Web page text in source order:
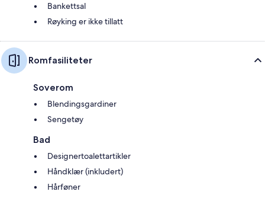
Bankettsal
Røyking er ikke tillatt
Romfasiliteter
Soverom
Blendingsgardiner
Sengetøy
Bad
Designertoalettartikler
Håndklær (inkludert)
Hårføner